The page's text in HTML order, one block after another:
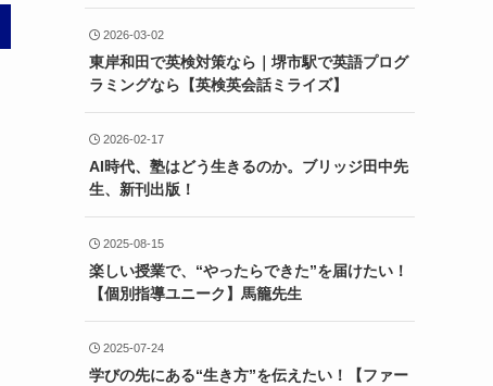
2026-03-02
東岸和田で英検対策なら｜堺市駅で英語プログ
ラミングなら【英検英会話ミライズ】
2026-02-17
AI時代、塾はどう生きるのか。ブリッジ田中先
生、新刊出版！
2025-08-15
楽しい授業で、“やったらできた”を届けたい！
【個別指導ユニーク】馬籠先生
2025-07-24
学びの先にある“生き方”を伝えたい！【ファー